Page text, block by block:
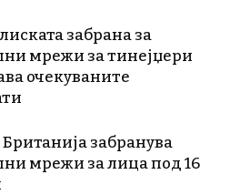
забрана за
мрежи за тинејџери
очекуваните
забранува
мрежи за лица под 16